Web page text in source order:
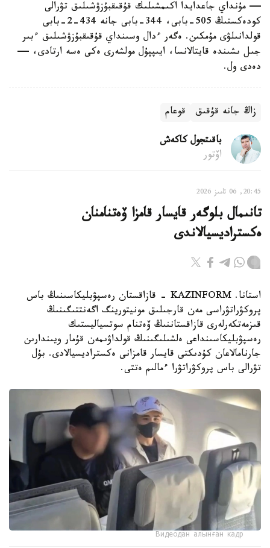
— مۇنداي جاعدايدا اكىمشىلىك قۇقىقبۇزۋشىلىق تۋرالى
كودەكستىڭ 505-بابى، 344-بابى جانە 434-2-بابى
قولدانىلۋى مۇمكىن. ەگەر ءدال وسىنداي قۇقىقبۇزۋشىلىق ءبىر
جىل ىشىندە قايتالانسا، ايىپپۇل مولشەرى ەكى ەسە ارتادى، —
دەدى ول.
زاڭ جانە قۇقىق قوعام
باقىتجول كاكەش
اۆتور
20:45, 06 تامىز 2026
تانىمال بلوگەر قايسار قامزا ۆەتنامنان
ەكستراديسيالاندى
استانا. KAZINFORM - قازاقستان رەسپۋبليكاسىنىڭ باس
پروكۋراتۋراسى مەن قارجىلىق مونيتورينگ اگەنتتىگىنىڭ
قىزمەتكەرلەرى قازاقستاننىڭ ۆەتنام سوتسياليستىك
رەسپۋبليكاسىنداعى ەلشىلىگىنىڭ قولداۋىمەن قۇمار ويىندارىن
جارنامالاعان كۇدىكتى قايسار قامزانى ەكستراديسيالادى. بۇل
تۋرالى باس پروكۋراتۋرا ءمالىم ەتتى.
Видеодан алынған кадр